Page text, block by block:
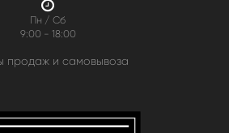
Пн / Сб
9:00 - 18:00
продаж и самовывоза